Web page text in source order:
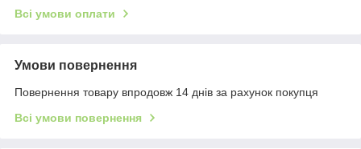
Всі умови оплати
Умови повернення
Повернення товару впродовж 14 днів за рахунок покупця
Всі умови повернення